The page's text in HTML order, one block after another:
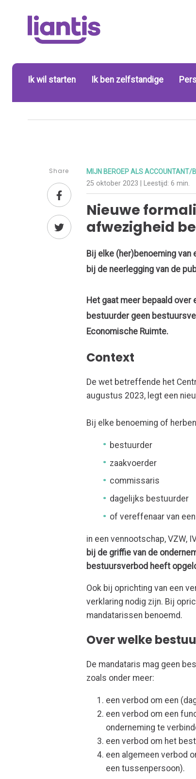
Ik wil starten Ik ben zelfstandige
Share MIJN BEROEP ALS ACCOUNTANT/
25 oktober 2023 | Leestijd:6 min.
Nieuwe
afwezigheid
Bij elke (her)benoeming
bij de neerlegging van de
Het gaat meer bepaald over
bestuurder geen
Economische Ruimte.
Context
De wet betreffende het
augustus 2023, legt een
Bij elke benoeming of
bestuurder
zaakvoerder
commissaris
dagelijks bestuurder
of vereffenaar van
in een vennootschap, VZW,
bij de griffie van de
bestuursverbod heeft
Ook bij oprichting van een
verklaring nodig zijn. Bij
mandatarissen benoemd.
Over welke
De mandataris mag geen
zoals onder meer:
een verbod om een
een verbod om een
onderneming te
een verbod om het
een algemeen verbod
een tussenpersoon).